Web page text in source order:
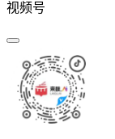
视频号